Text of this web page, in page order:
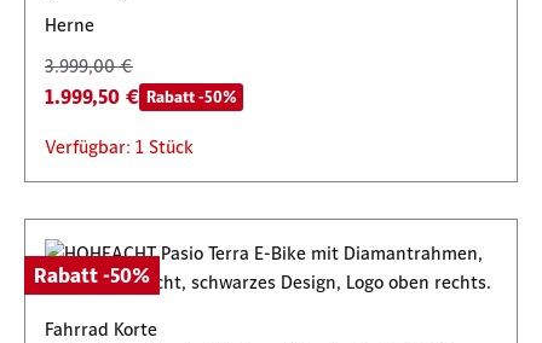
Herne
3.999,00 €
1.999,50 € Rabatt -50%
Verfügbar: 1 Stück
Rabatt -50%
Fahrrad Korte